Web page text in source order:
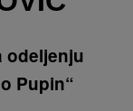
odeljenju
Pupin“